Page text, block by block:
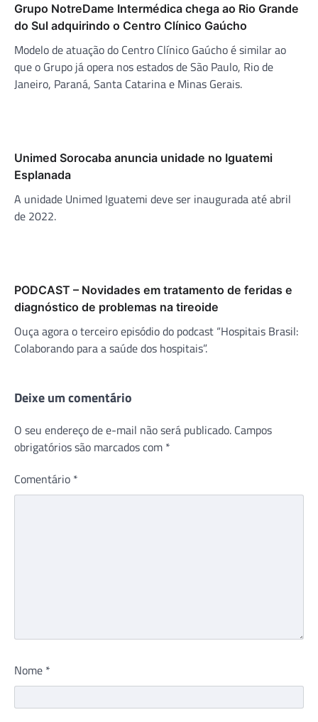
Grupo NotreDame Intermédica chega ao Rio Grande
do Sul adquirindo o Centro Clínico Gaúcho
Modelo de atuação do Centro Clínico Gaúcho é similar ao
que o Grupo já opera nos estados de São Paulo, Rio de
Janeiro, Paraná, Santa Catarina e Minas Gerais.
Unimed Sorocaba anuncia unidade no Iguatemi
Esplanada
A unidade Unimed Iguatemi deve ser inaugurada até abril
de 2022.
PODCAST – Novidades em tratamento de feridas e
diagnóstico de problemas na tireoide
Ouça agora o terceiro episódio do podcast “Hospitais Brasil:
Colaborando para a saúde dos hospitais”.
Deixe um comentário
O seu endereço de e-mail não será publicado. Campos
obrigatórios são marcados com *
Comentário *
Nome *